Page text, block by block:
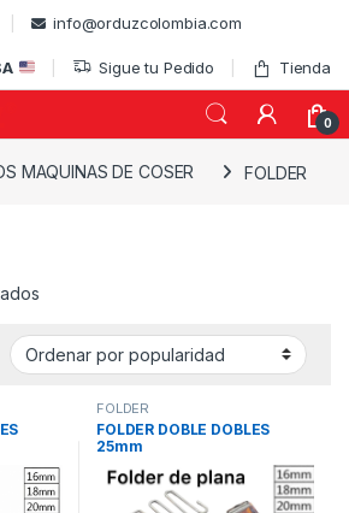
info@orduzcolombia.com
Sigue tu Pedido Tienda
0
MAQUINAS DE COSER FOLDER
Ordenado por popularidad
FOLDER
FOLDER DOBLE DOBLES
25mm